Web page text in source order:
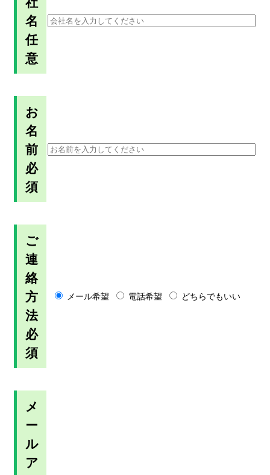
名
任
意
お
名
前
必
須
ご
連
絡
方
法
必
須
メール希望 電話希望 どちらでもいい
メ
ー
ル
ア